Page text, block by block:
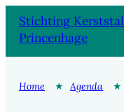
Ga
naar
inhoud
Stichting Kerststal
Princenhage
Home ★ Agenda ★